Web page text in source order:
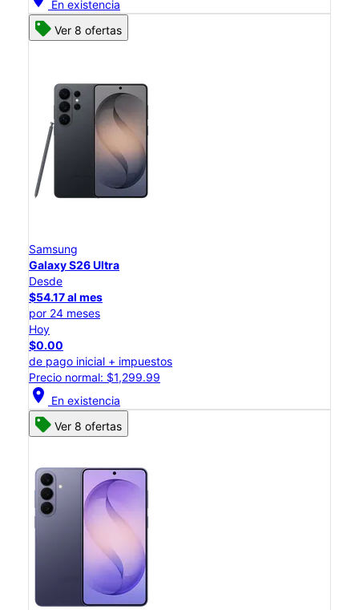
En existencia
Ver 8 ofertas
Samsung
Galaxy S26 Ultra
Desde
$54.17 al mes
por 24 meses
Hoy
$0.00
de pago inicial + impuestos
Precio normal: $1,299.99
location_on En existencia
Ver 8 ofertas